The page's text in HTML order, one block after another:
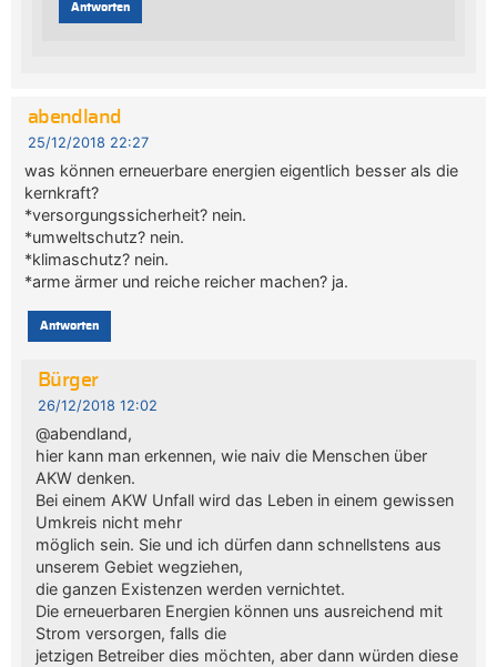
Antworten
abendland
25/12/2018 22:27
was können erneuerbare energien eigentlich besser als die
kernkraft?
*versorgungssicherheit? nein.
*umweltschutz? nein.
*klimaschutz? nein.
*arme ärmer und reiche reicher machen? ja.
Antworten
Bürger
26/12/2018 12:02
@abendland,
hier kann man erkennen, wie naiv die Menschen über
AKW denken.
Bei einem AKW Unfall wird das Leben in einem gewissen
Umkreis nicht mehr
möglich sein. Sie und ich dürfen dann schnellstens aus
unserem Gebiet wegziehen,
die ganzen Existenzen werden vernichtet.
Die erneuerbaren Energien können uns ausreichend mit
Strom versorgen, falls die
jetzigen Betreiber dies möchten, aber dann würden diese